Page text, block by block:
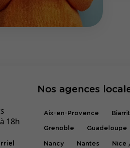
18h
Nos agences
Aix-en-Provence
Grenoble Guadeloupe
Nancy Nantes Nice